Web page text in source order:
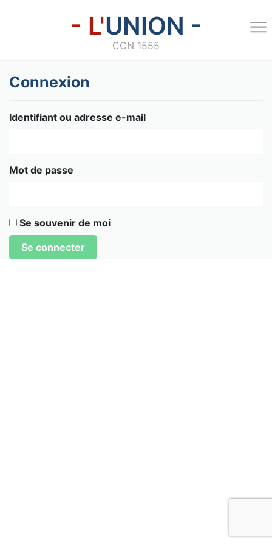
- L'UNION -
CCN 1555
Connexion
Identifiant ou adresse e-mail
Mot de passe
Se souvenir de moi